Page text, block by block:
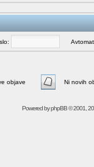
objave Ni novih
Powered byphpBB© 2001,